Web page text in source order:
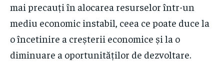
mai precauți în alocarea resurselor într-un
mediu economic instabil, ceea ce poate duce la
o încetinire a creșterii economice și la o
diminuare a oportunităților de dezvoltare.